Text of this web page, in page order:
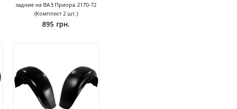
задние на ВАЗ Приора 2170-72
(Комплект 2 шт.)
895 грн.